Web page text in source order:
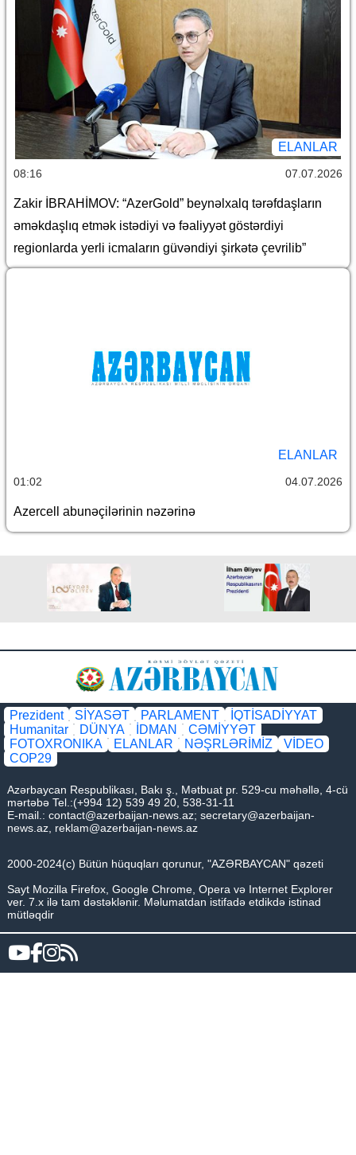
ELANLAR
08:16 07.07.2026
Zakir İBRAHİMOV: “AzerGold” beynəlxalq tərəfdaşların
əməkdaşlıq etmək istədiyi və fəaliyyət göstərdiyi
regionlarda yerli icmaların güvəndiyi şirkətə çevrilib”
ELANLAR
01:02 04.07.2026
Azercell abunəçilərinin nəzərinə
Prezident SİYASƏT PARLAMENT
İQTİSADİYYAT
Humanitar
DÜNYA İDMAN
CƏMİYYƏT
FOTOXRONIKA
ELANLAR NƏŞRLƏRİMİZ
VİDEO
COP29
Azərbaycan Respublikası, Bakı ş., Mətbuat pr. 529-cu məhəllə, 4-cü
mərtəbə Tel.:(+994 12) 539 49 20, 538-31-11
E-mail.: contact@azerbaijan-news.az; secretary@azerbaijan-
news.az reklam@azerbaijan-news.az
2000-2024(c) Bütün hüquqları qorunur, "AZƏRBAYCAN" qəzeti
Sayt Mozilla Firefox, Google Chrome, Opera və Internet Explorer
ver. 7.x ilə tam dəstəklənir. Məlumatdan istifadə etdikdə istinad
mütləqdir